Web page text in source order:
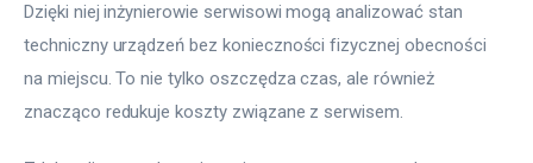
Dzięki niej inżynierowie serwisowi mogą analizować stan
techniczny urządzeń bez konieczności fizycznej obecności
na miejscu. To nie tylko oszczędza czas, ale również
znacząco redukuje koszty związane z serwisem.